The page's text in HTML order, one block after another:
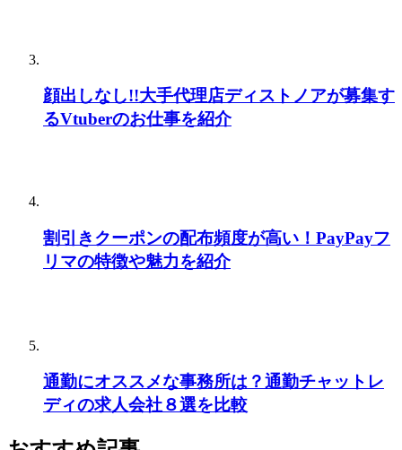
顔出しなし!!大手代理店ディストノアが募集す
るVtuberのお仕事を紹介
割引きクーポンの配布頻度が高い！PayPayフ
リマの特徴や魅力を紹介
通勤にオススメな事務所は？通勤チャットレ
ディの求人会社８選を比較